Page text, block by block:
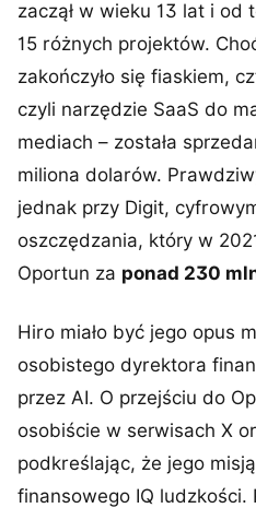
zaczął w wieku 13 lat i od
15 różnych projektów.
zakończyło się fiaskiem,
czyli narzędzie SaaS do
mediach – została
miliona dolarów.
jednak przy Digit,
oszczędzania, który w
Oportun za ponad 230
Hiro miało być jego opus
osobistego dyrektora
przez AI. O przejściu do
osobiście w serwisach X
podkreślając, że jego
finansowego IQ ludzkości.